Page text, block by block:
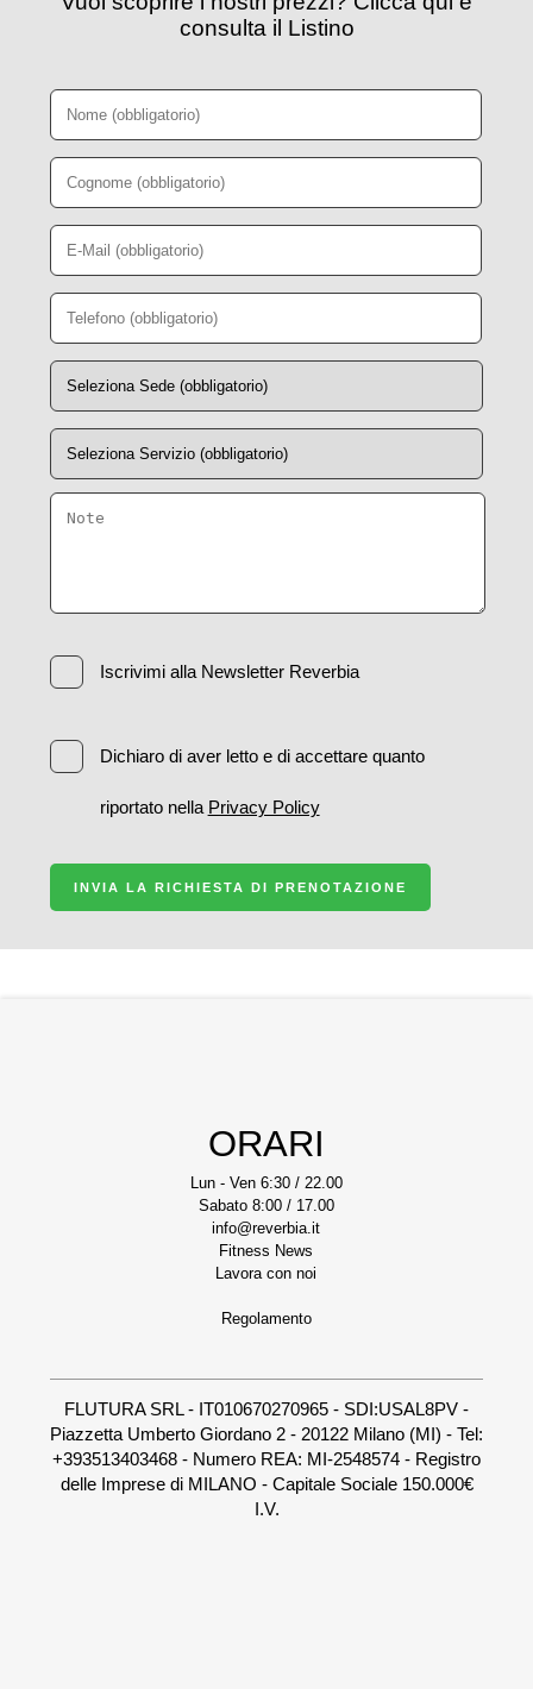
consulta il Listino
Iscrivimi alla Newsletter Reverbia
Dichiaro di aver letto e di accettare quanto
riportato nella Privacy Policy
INVIA LA RICHIESTA DI PRENOTAZIONE
ORARI
Lun - Ven 6:30 / 22.00
Sabato 8:00 / 17.00
info@reverbia.it
Fitness News
Lavora con noi
Regolamento
FLUTURA SRL - IT010670270965 - SDI:USAL8PV -
Piazzetta Umberto Giordano 2 - 20122 Milano (MI) - Tel:
+393513403468 - Numero REA: MI-2548574 - Registro
delle Imprese di MILANO - Capitale Sociale 150.000€
I.V.